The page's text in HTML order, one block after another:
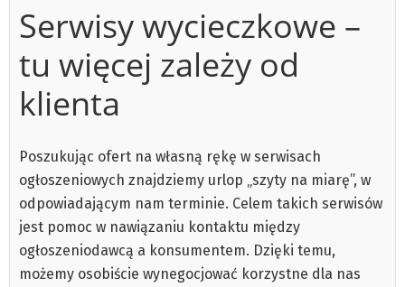
Serwisy wycieczkowe –
tu więcej zależy od
klienta
Poszukując ofert na własną rękę w serwisach
ogłoszeniowych znajdziemy urlop „szyty na miarę”, w
odpowiadającym nam terminie. Celem takich serwisów
jest pomoc w nawiązaniu kontaktu między
ogłoszeniodawcą a konsumentem. Dzięki temu,
możemy osobiście wynegocjować korzystne dla nas